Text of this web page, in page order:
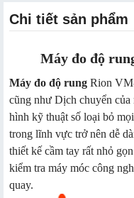
Chi tiết sản phẩm
Máy đo độ
Máy đo độ rung Rion
cũng như Dịch chuyển
hình kỹ thuật số loại bỏ
trong lĩnh vực trở nên dễ
thiết kế cầm tay rất nhỏ
kiểm tra máy móc công
quay.